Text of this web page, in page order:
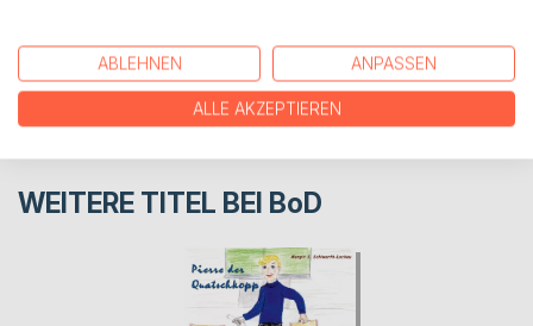
REZENSIONEN
WEITERE TITEL BEI BoD
ABLEHNEN ANPASSEN
ALLE AKZEPTIEREN